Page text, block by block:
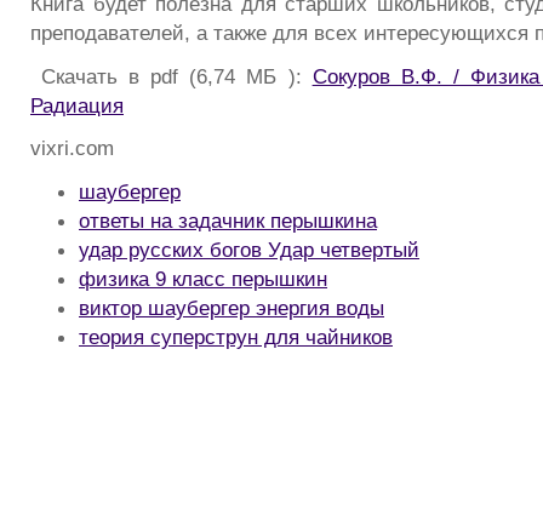
преподавателей, а также для всех интересующихся
Скачать в pdf (6,74 МБ ): Сокуров В.Ф. / Физика
Радиация
vixri.com
шаубергер
ответы на задачник перышкина
удар русских богов Удар четвертый
физика 9 класс перышкин
виктор шаубергер энергия воды
теория суперструн для чайников